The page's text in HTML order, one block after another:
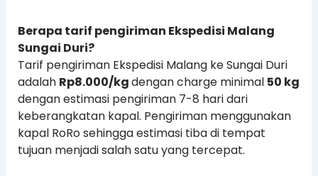
Berapa tarif pengiriman Ekspedisi Malang
Sungai Duri?
Tarif pengiriman Ekspedisi Malang ke Sungai Duri
adalah Rp8.000/kgdengan charge minimal 50 kg
dengan estimasi pengiriman 7-8 hari dari
keberangkatan kapal. Pengiriman menggunakan
kapal RoRo sehingga estimasi tiba di tempat
tujuan menjadi salah satu yang tercepat.